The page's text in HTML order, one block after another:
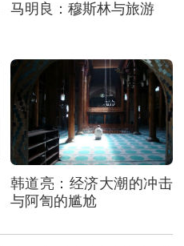
马明良：穆斯林与旅游
韩道亮：经济大潮的冲击
与阿訇的尴尬